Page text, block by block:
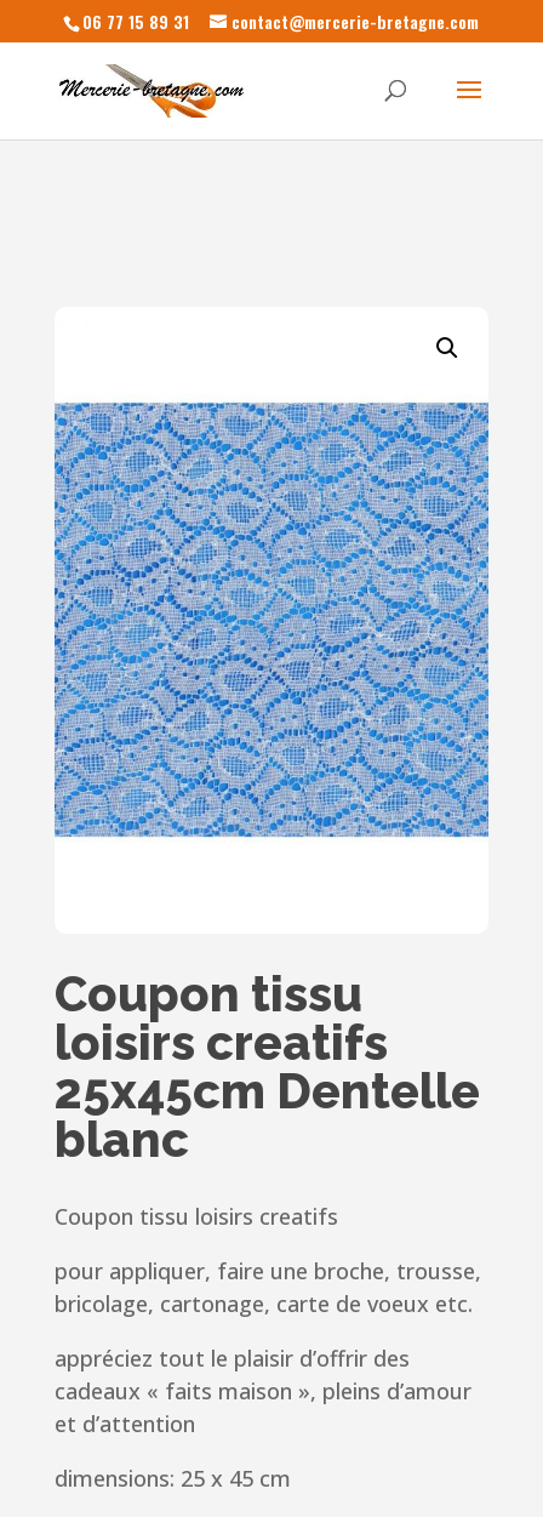
06 77 15 89 31 contact@mercerie-bretagne.com
Coupon tissu
loisirs creatifs
25x45cm Dentelle
blanc
Coupon tissu loisirs creatifs
pour appliquer, faire une broche, trousse,
bricolage, cartonage, carte de voeux etc.
appréciez tout le plaisir d’offrir des
cadeaux « faits maison », pleins d’amour
et d’attention
dimensions: 25 x 45 cm